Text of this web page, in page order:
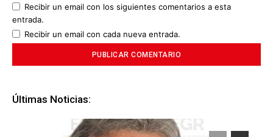
Recibir un email con los siguientes comentarios a esta
entrada.
Recibir un email con cada nueva entrada.
Últimas Noticias: